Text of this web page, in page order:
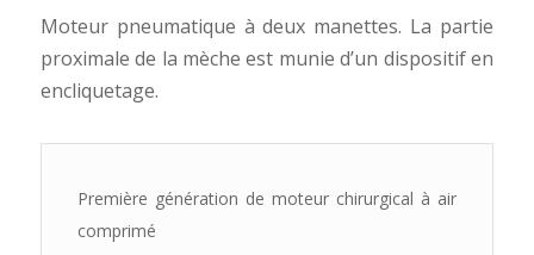
Moteur pneumatique à deux manettes. La partie
proximale de la mèche est munie d’un dispositif en
encliquetage.
Première génération de moteur chirurgical à air
comprimé